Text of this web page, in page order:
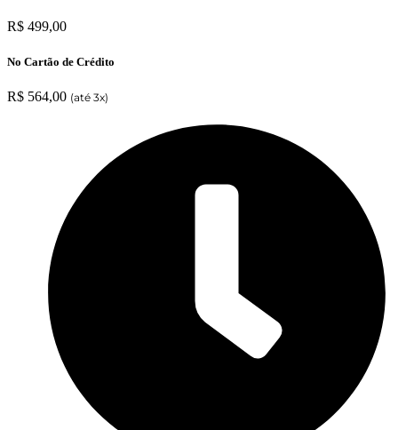
R$ 499,00
No Cartão de Crédito
R$ 564,00 (até 3x)